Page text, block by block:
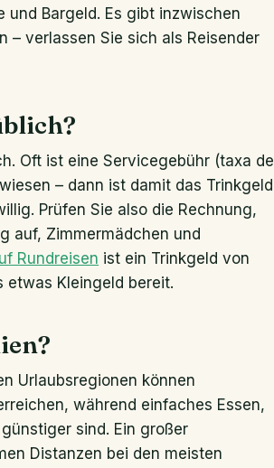
und Bargeld. Es gibt inzwischen
– verlassen Sie sich als Reisender
Oft ist eine Servicegebühr (taxa de
– dann ist damit das Trinkgeld
Prüfen Sie also die Rechnung,
auf, Zimmermädchen und
Rundreisen ist ein Trinkgeld von
etwas Kleingeld bereit.
Urlaubsregionen können
während einfaches Essen,
sind. Ein großer
Distanzen bei den meisten